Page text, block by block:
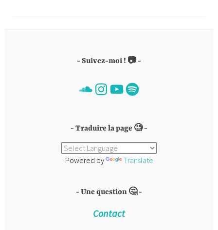
Suivez-moi ! 📷
SoundCloud
InstagramYouTube
Spotify
Traduire la page 🧐
Powered by Translate
Une question 🤔
Contact